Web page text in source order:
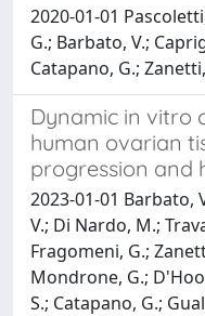
2020-01-01
G.; Barbato, V.;
Catapano, G.;
Dynamic in vitro
human ovarian
progression and
2023-01-01 Barbato,
V.; Di Nardo, M.;
Fragomeni, G.;
Mondrone, G.;
S.; Catapano, G.;